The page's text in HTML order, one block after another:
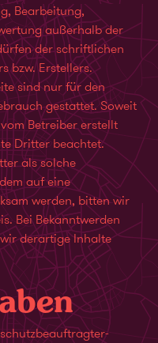
Bearbeitung,
außerhalb der
der schriftlichen
bzw. Erstellers.
sind nur für den
gestattet. Soweit
Betreiber erstellt
Dritter beachtet.
als solche
auf eine
werden, bitten wir
Bei Bekanntwerden
derartige Inhalte